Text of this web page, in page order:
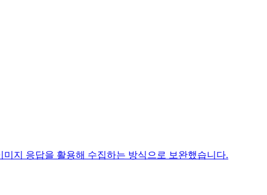
지 응답을 활용해 수집하는 방식으로 보완했습니다.